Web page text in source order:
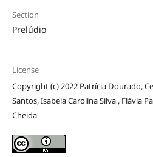
Section
Prelúdio
License
Copyright (c) 2022 Patrícia Dourado,
Santos, Isabela Carolina Silva , Flávia
Cheida